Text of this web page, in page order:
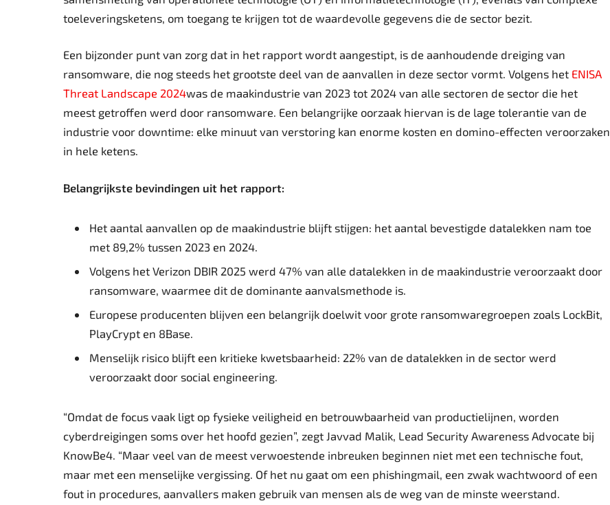
toeleveringsketens, om toegang te krijgen tot de waardevolle gegevens die de sector bezit.
Een bijzonder punt van zorg dat in het rapport wordt aangestipt, is de aanhoudende dreiging van
ransomware, die nog steeds het grootste deel van de aanvallen in deze sector vormt. Volgens het ENISA
Threat Landscape 2024was de maakindustrie van 2023 tot 2024 van alle sectoren de sector die het
meest getroffen werd door ransomware. Een belangrijke oorzaak hiervan is de lage tolerantie van de
industrie voor downtime: elke minuut van verstoring kan enorme kosten en domino-effecten veroorzaken
in hele ketens.
Belangrijkste bevindingen uit het rapport:
Het aantal aanvallen op de maakindustrie blijft stijgen: het aantal bevestigde datalekken nam toe
met 89,2% tussen 2023 en 2024.
Volgens het Verizon DBIR 2025 werd 47% van alle datalekken in de maakindustrie veroorzaakt door
ransomware, waarmee dit de dominante aanvalsmethode is.
Europese producenten blijven een belangrijk doelwit voor grote ransomwaregroepen zoals LockBit,
PlayCrypt en 8Base.
Menselijk risico blijft een kritieke kwetsbaarheid: 22% van de datalekken in de sector werd
veroorzaakt door social engineering.
“Omdat de focus vaak ligt op fysieke veiligheid en betrouwbaarheid van productielijnen, worden
cyberdreigingen soms over het hoofd gezien”, zegt Javvad Malik, Lead Security Awareness Advocate bij
KnowBe4. “Maar veel van de meest verwoestende inbreuken beginnen niet met een technische fout,
maar met een menselijke vergissing. Of het nu gaat om een phishingmail, een zwak wachtwoord of een
fout in procedures, aanvallers maken gebruik van mensen als de weg van de minste weerstand.